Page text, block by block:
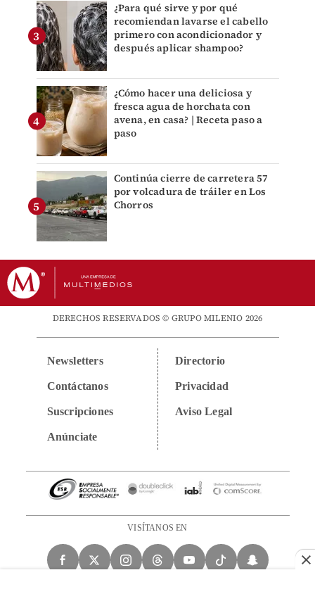
¿Para qué sirve y por qué
recomiendan lavarse el cabello
primero con acondicionador y
después aplicar shampoo?
¿Cómo hacer una deliciosa y
fresca agua de horchata con
avena, en casa? | Receta paso a
paso
Continúa cierre de carretera 57
por volcadura de tráiler en Los
Chorros
DERECHOS RESERVADOS © GRUPO MILENIO 2026
Newsletters
Contáctanos
Suscripciones
Anúnciate
Directorio
Privacidad
Aviso Legal
VISÍTANOS EN